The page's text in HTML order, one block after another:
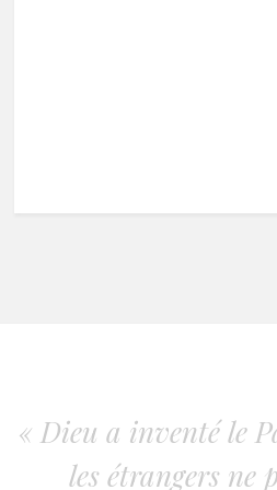
« Dieu a inventé le
les étrangers ne